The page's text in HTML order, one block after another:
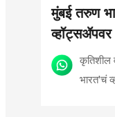
मुंबई तरुण
व्हॉट्सॲपवर
कृतिशील
भारत'चं